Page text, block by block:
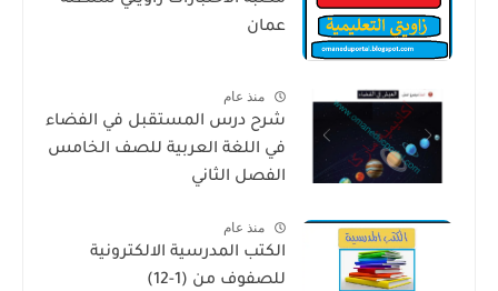
عمان
منذ عام
شرح درس المستقبل في الفضاء
في اللغة العربية للصف الخامس
الفصل الثاني
منذ عام
الكتب المدرسية الالكترونية
للصفوف من (1-12)